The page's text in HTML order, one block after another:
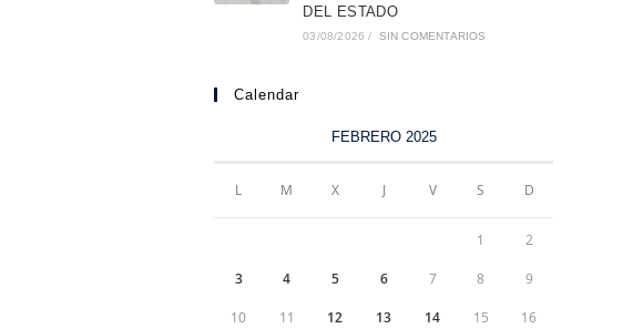
DEL ESTADO
03/08/2026 / SIN COMENTARIOS
Calendar
FEBRERO 2025
L M X J V S D
1 2
3 4 5 6 7 8 9
10 11 12 13 14 15 16